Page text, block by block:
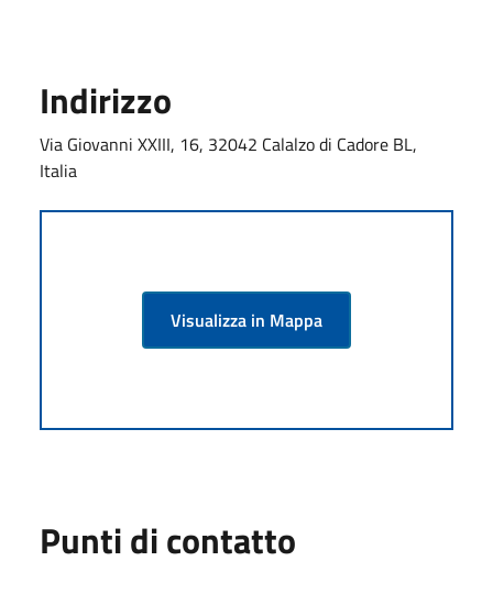
Indirizzo
Via Giovanni XXIII, 16, 32042 Calalzo di Cadore BL,
Italia
Visualizza in Mappa
Punti di contatto